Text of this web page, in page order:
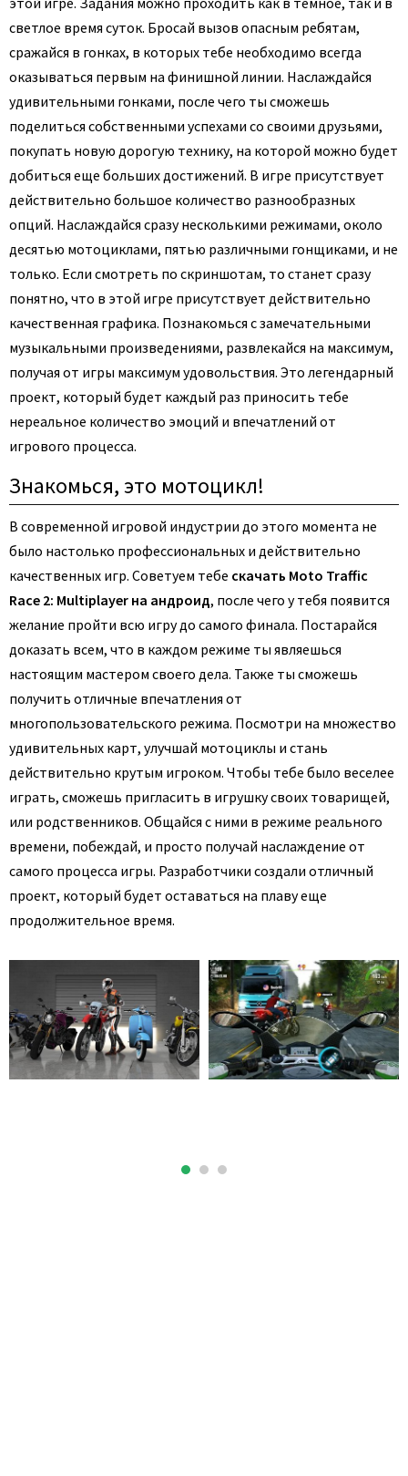
светлое время суток. Бросай вызов опасным ребятам,
сражайся в гонках, в которых тебе необходимо всегда
оказываться первым на финишной линии. Наслаждайся
удивительными гонками, после чего ты сможешь
поделиться собственными успехами со своими друзьями,
покупать новую дорогую технику, на которой можно будет
добиться еще больших достижений. В игре присутствует
действительно большое количество разнообразных
опций. Наслаждайся сразу несколькими режимами, около
десятью мотоциклами, пятью различными гонщиками, и не
только. Если смотреть по скриншотам, то станет сразу
понятно, что в этой игре присутствует действительно
качественная графика. Познакомься с замечательными
музыкальными произведениями, развлекайся на максимум,
получая от игры максимум удовольствия. Это легендарный
проект, который будет каждый раз приносить тебе
нереальное количество эмоций и впечатлений от
игрового процесса.
Знакомься, это мотоцикл!
В современной игровой индустрии до этого момента не
было настолько профессиональных и действительно
качественных игр. Советуем тебе скачать Moto Traffic
Race 2: Multiplayer на андроид, после чего у тебя появится
желание пройти всю игру до самого финала. Постарайся
доказать всем, что в каждом режиме ты являешься
настоящим мастером своего дела. Также ты сможешь
получить отличные впечатления от
многопользовательского режима. Посмотри на множество
удивительных карт, улучшай мотоциклы и стань
действительно крутым игроком. Чтобы тебе было веселее
играть, сможешь пригласить в игрушку своих товарищей,
или родственников. Общайся с ними в режиме реального
времени, побеждай, и просто получай наслаждение от
самого процесса игры. Разработчики создали отличный
проект, который будет оставаться на плаву еще
продолжительное время.